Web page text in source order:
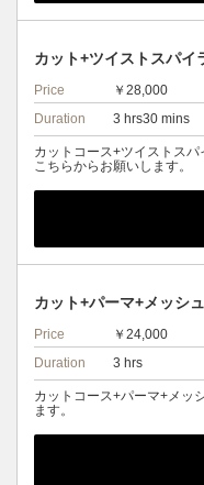
カット+ツイストスパイ
Price
￥28,000
Duration
3 hrs30 mins
カットコース+ツイストス
こちらからお願いします。
カット+パーマ+メッシュ
Price
￥24,000
Duration
3 hrs
カットコース+パーマ+メッ
ます。